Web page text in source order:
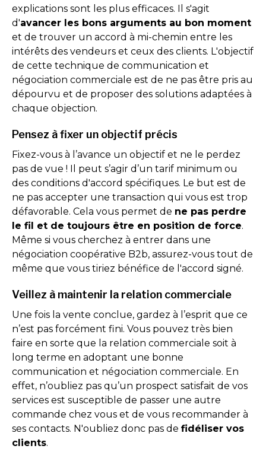
explications sont les plus efficaces. Il s'agit
d'avancer les bons arguments au bon moment
et de trouver un accord à mi-chemin entre les
intérêts des vendeurs et ceux des clients. L'objectif
de cette technique de communication et
négociation commerciale est de ne pas être pris au
dépourvu et de proposer des solutions adaptées à
chaque objection.
Pensez à fixer un objectif précis
Fixez-vous à l’avance un objectif et ne le perdez
pas de vue ! Il peut s’agir d’un tarif minimum ou
des conditions d'accord spécifiques. Le but est de
ne pas accepter une transaction qui vous est trop
défavorable. Cela vous permet de ne pas perdre
le fil et de toujours être en position de force.
Même si vous cherchez à entrer dans une
négociation coopérative B2b, assurez-vous tout de
même que vous tiriez bénéfice de l'accord signé.
Veillez à maintenir la relation commerciale
Une fois la vente conclue, gardez à l’esprit que ce
n’est pas forcément fini. Vous pouvez très bien
faire en sorte que la relation commerciale soit à
long terme en adoptant une bonne
communication et négociation commerciale. En
effet, n’oubliez pas qu’un prospect satisfait de vos
services est susceptible de passer une autre
commande chez vous et de vous recommander à
ses contacts. N'oubliez donc pas de fidéliser vos
clients.